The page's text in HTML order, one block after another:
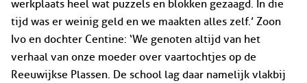
werkplaats heel wat puzzels en blokken gezaagd. In die
tijd was er weinig geld en we maakten alles zelf.’ Zoon
Ivo en dochter Centine: ‘We genoten altijd van het
verhaal van onze moeder over vaartochtjes op de
Reeuwijkse Plassen. De school lag daar namelijk vlakbij